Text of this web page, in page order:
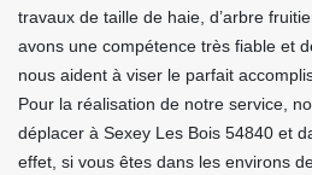
travaux de taille de haie, d’arbre
avons une compétence très fiable et
nous aident à viser le parfait
Pour la réalisation de notre service,
déplacer à Sexey Les Bois 54840 et
effet, si vous êtes dans les environs